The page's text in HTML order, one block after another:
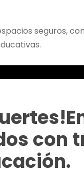
seguros,
con